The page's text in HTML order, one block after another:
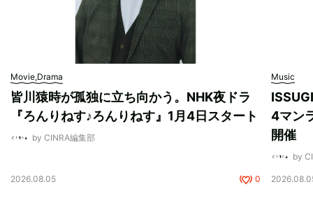
Movie,Drama
皆川猿時が孤独に立ち向かう。NHK夜ドラ
『ろんりねす♪ろんりねす』1月4日スタート
by CINRA編集部
2026.08.05 0
Music
4マン
開催
by